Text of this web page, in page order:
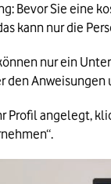
Bevor Sie eine
kann nur die
nur ein
den
Profil angelegt,